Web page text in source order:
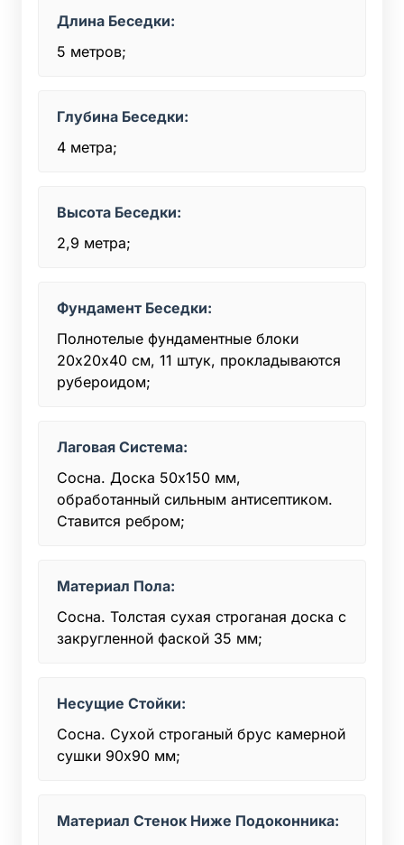
Длина Беседки:
5 метров;
Глубина Беседки:
4 метра;
Высота Беседки:
2,9 метра;
Фундамент Беседки:
Полнотелые фундаментные блоки
20х20x40 см, 11 штук, прокладываются
рубероидом;
Лаговая Система:
Сосна. Доска 50x150 мм,
обработанный сильным антисептиком.
Ставится ребром;
Материал Пола:
Сосна. Толстая сухая строганая доска с
закругленной фаской 35 мм;
Несущие Стойки:
Сосна. Сухой строганый брус камерной
сушки 90х90 мм;
Материал Стенок Ниже Подоконника: